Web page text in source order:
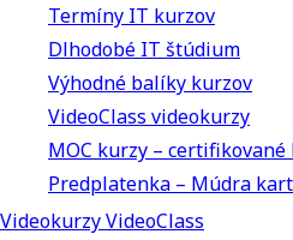
Termíny IT kurzov
Dlhodobé IT štúdium
Výhodné balíky kurzov
VideoClass videokurzy
MOC kurzy –
Predplatenka – Múdra
Videokurzy VideoClass